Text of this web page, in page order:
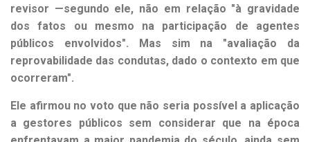
revisor —segundo ele, não em relação "à gravidade
dos fatos ou mesmo na participação de agentes
públicos envolvidos". Mas sim na "avaliação da
reprovabilidade das condutas, dado o contexto em que
ocorreram".
Ele afirmou no voto que não seria possível a aplicação
a gestores públicos sem considerar que na época